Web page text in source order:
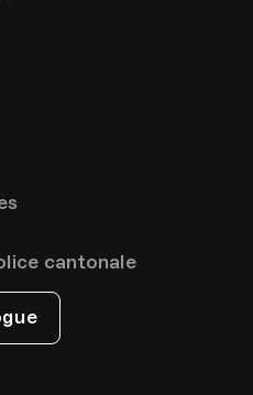
cantonale